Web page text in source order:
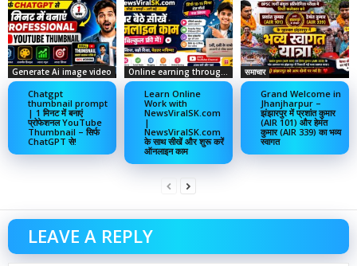
Generate Ai image video
Chatgpt
thumbnail prompt
| 1 मिनट में बनाएं
प्रोफेशनल YouTube
Thumbnail – सिर्फ
ChatGPT से!
Learn Online
Work with
NewsViralSK.com
|
NewsViralSK.com
के साथ सीखें और शुरू करें
ऑनलाइन काम
समाचार
Grand Welcome in
Jhanjharpur –
झंझारपुर में प्रशांत कुमार
(AIR 101) और हेमंत
कुमार (AIR 339) का भव्य
स्वागत
LEAVE A REPLY